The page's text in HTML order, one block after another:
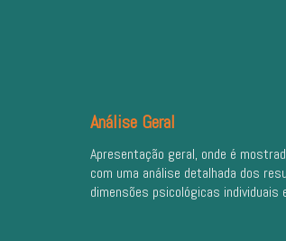
Análise Geral
Apresentação geral, onde é
com uma análise detalhada dos
dimensões psicológicas